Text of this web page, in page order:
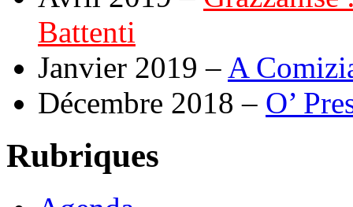
Battenti
Janvier 2019 – A
Décembre 2018 – O’
Rubriques